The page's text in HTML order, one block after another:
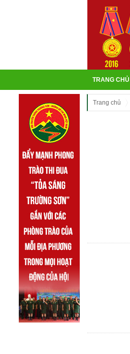
TRANG CHỦ
Trang chủ